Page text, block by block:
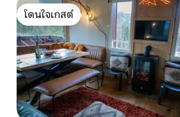
โดนใจเกสต์
โดนใจเกสต์